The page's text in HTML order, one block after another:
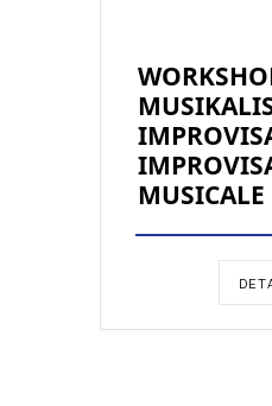
MUSICALE